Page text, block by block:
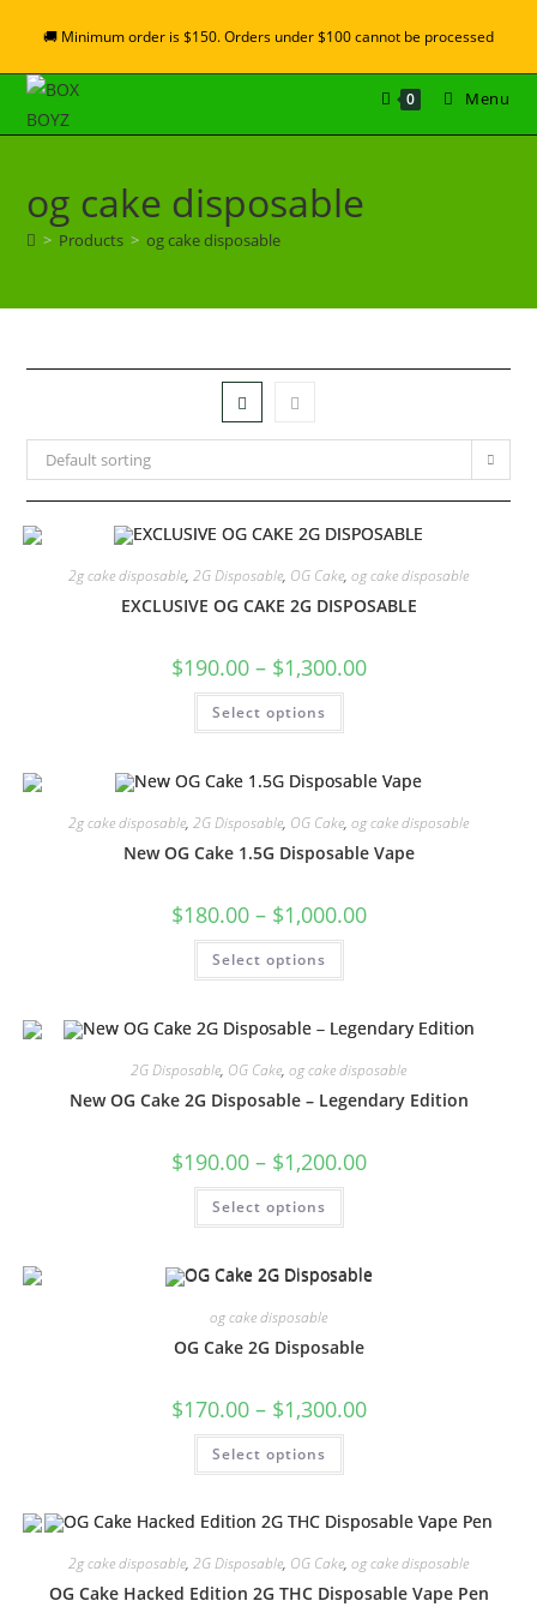
🚚 Minimum order is $150. Orders under $100 cannot be processed
0 Menu
og cake disposable
> Products > og cake disposable
Default sorting
2g cake disposable, 2G Disposable, OG Cake, og cake disposable
EXCLUSIVE OG CAKE 2G DISPOSABLE
$190.00 – $1,300.00
Select options
2g cake disposable, 2G Disposable, OG Cake, og cake disposable
New OG Cake 1.5G Disposable Vape
$180.00 – $1,000.00
Select options
2G Disposable, OG Cake, og cake disposable
New OG Cake 2G Disposable – Legendary Edition
$190.00 – $1,200.00
Select options
og cake disposable
OG Cake 2G Disposable
$170.00 – $1,300.00
Select options
2g cake disposable, 2G Disposable, OG Cake, og cake disposable
OG Cake Hacked Edition 2G THC Disposable Vape Pen